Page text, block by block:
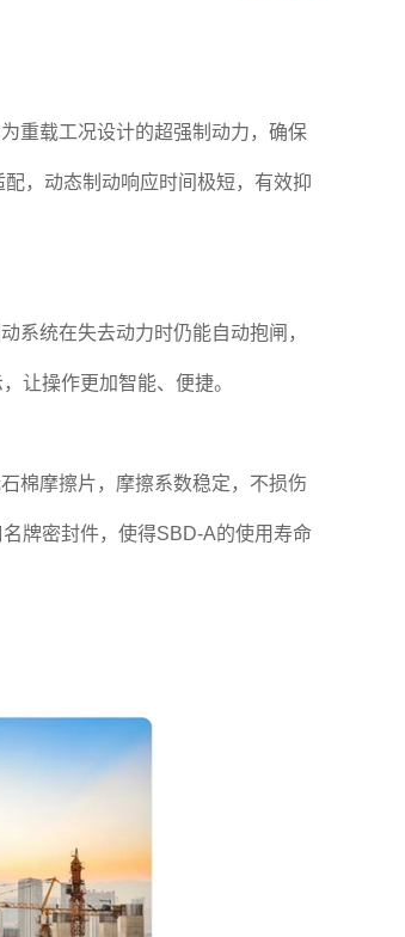
重载工况设计的超强制动力，确保
，动态制动响应时间极短，有效抑
系统在失去动力时仍能自动抱闸，
让操作更加智能、便捷。
棉摩擦片，摩擦系数稳定，不损伤
牌密封件，使得SBD-A的使用寿命